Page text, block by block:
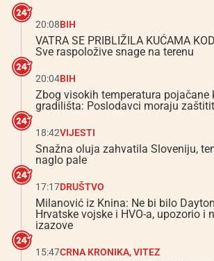
20:08BIH
VATRA SE PRIBLIŽILA KUĆAMA
Sve raspoložive snage na terenu
20:04BIH
Zbog visokih temperatura pojačane
gradilišta: Poslodavci moraju
18:42VIJESTI
Snažna oluja zahvatila Sloveniju,
naglo pale
17:17DRUŠTVO
Milanović iz Knina: Ne bi bilo
Hrvatske vojske i HVO-a, upozorio i
izazove
15:47CRNA KRONIKA,VITEZ